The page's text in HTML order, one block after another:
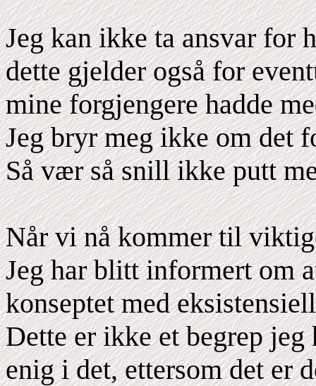
Jeg kan ikke ta ansvar for
dette gjelder også for
mine forgjengere hadde
Jeg bryr meg ikke om det
Så vær så snill ikke putt
Når vi nå kommer til
Jeg har blitt informert om
konseptet med
Dette er ikke et begrep
enig i det, ettersom det er